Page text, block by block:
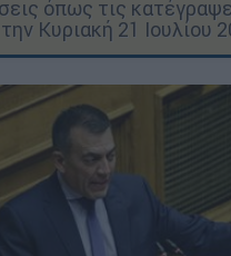
όπως τις
την Κυριακή 21 Ιουλίου